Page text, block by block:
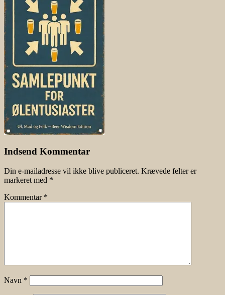
Indsend Kommentar
Din e-mailadresse vil ikke blive publiceret. Krævede felter er
markeret med *
Kommentar *
Navn *